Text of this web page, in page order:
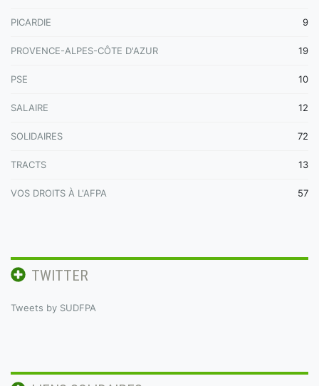
PICARDIE 9
PROVENCE-ALPES-CÔTE D'AZUR 19
PSE 10
SALAIRE 12
SOLIDAIRES 72
TRACTS 13
VOS DROITS À L'AFPA 57
TWITTER
Tweets by SUDFPA